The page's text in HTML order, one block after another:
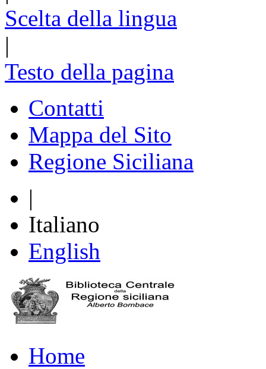
Scelta della lingua
|
Testo della pagina
Contatti
Mappa del Sito
Regione Siciliana
|
Italiano
English
Home